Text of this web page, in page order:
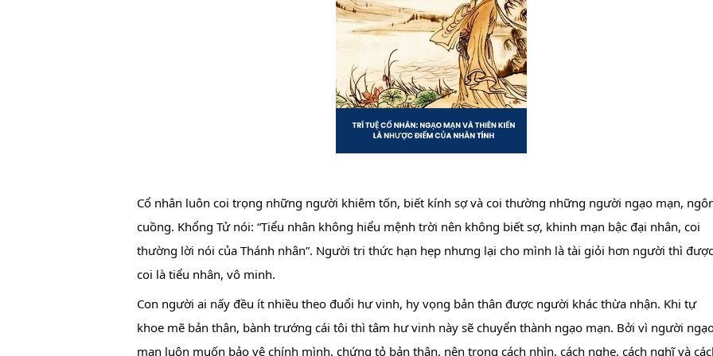
Cổ nhân luôn coi trọng những người khiêm tốn, biết kính sợ và coi thường những người ngạo mạn,
cuồng. Khổng Tử nói: “Tiểu nhân không hiểu mệnh trời nên không biết sợ, khinh mạn bậc đại nhân, coi
thường lời nói của Thánh nhân”. Người tri thức hạn hẹp nhưng lại cho mình là tài giỏi hơn người thì được
coi là tiểu nhân, vô minh.
Con người ai nấy đều ít nhiều theo đuổi hư vinh, hy vọng bản thân được người khác thừa nhận. Khi tự
khoe mẽ bản thân, bành trướng cái tôi thì tâm hư vinh này sẽ chuyển thành ngạo mạn. Bởi vì người
mạn luôn muốn bảo vệ chính mình, chứng tỏ bản thân, nên trong cách nhìn, cách nghe, cách nghĩ và